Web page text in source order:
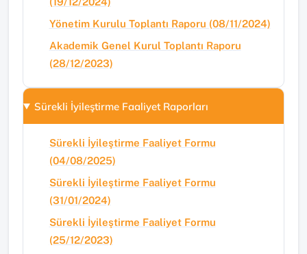
Yönetim Kurulu Toplantı Raporu (08/11/2024)
Akademik Genel Kurul Toplantı Raporu
(28/12/2023)
Sürekli İyileştirme Faaliyet Raporları
Sürekli İyileştirme Faaliyet Formu
(04/08/2025)
Sürekli İyileştirme Faaliyet Formu
(31/01/2024)
Sürekli İyileştirme Faaliyet Formu
(25/12/2023)